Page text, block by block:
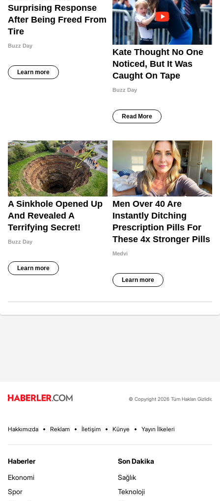
© Copyright 2026 Tüm Hakları Gizlidir.
Hakkımızda Reklam İletişim Künye Yayın İlkeleri
Haberler
Ekonomi
Spor
Son Dakika
Sağlık
Teknoloji